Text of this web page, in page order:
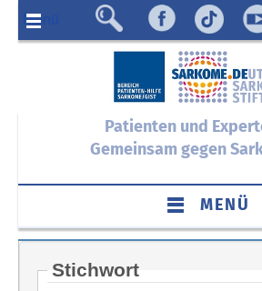
Menü
Patienten und
Gemeinsam gegen
MENÜ
Stichwort